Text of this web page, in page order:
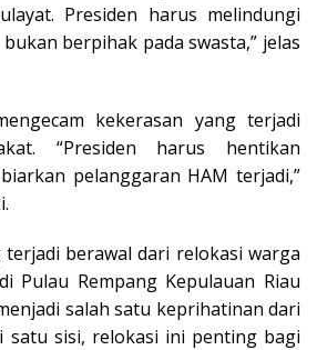
Presiden harus melindungi
berpihak pada swasta,” jelas
kekerasan yang terjadi
“Presiden harus hentikan
pelanggaran HAM terjadi,”
terjadi berawal dari relokasi warga
Pulau Rempang Kepulauan Riau
salah satu keprihatinan dari
satu sisi, relokasi ini penting bagi